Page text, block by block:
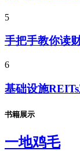
5
手把手教你读
6
基础设施
书籍展示
一地鸡毛